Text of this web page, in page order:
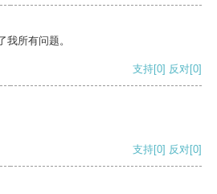
所有问题。
支持[0] 反对[0]
支持[0] 反对[0]